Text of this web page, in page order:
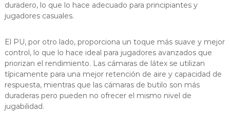
duradero, lo que lo hace adecuado para principiantes y
jugadores casuales.
El PU, por otro lado, proporciona un toque más suave y mejor
control, lo que lo hace ideal para jugadores avanzados que
priorizan el rendimiento. Las cámaras de látex se utilizan
típicamente para una mejor retención de aire y capacidad de
respuesta, mientras que las cámaras de butilo son más
duraderas pero pueden no ofrecer el mismo nivel de
jugabilidad.